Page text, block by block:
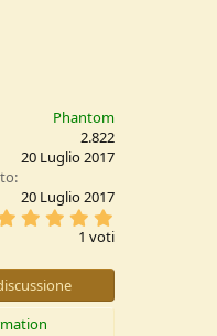
Phantom
2.822
20 Luglio 2017
20 Luglio 2017
,
0
0
t
1 voti